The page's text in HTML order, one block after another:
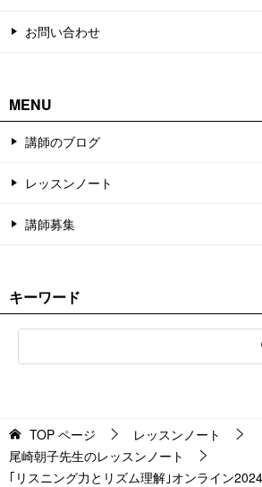
お問い合わせ
MENU
講師のブログ
レッスンノート
講師募集
キーワード
TOP ページ
レッスンノート
尾崎朝子先生のレッスンノート
｢リスニング力とリズム理解｣オンライン